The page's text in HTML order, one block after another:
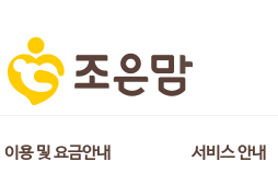
이용 및 요금안내 서비스 안내